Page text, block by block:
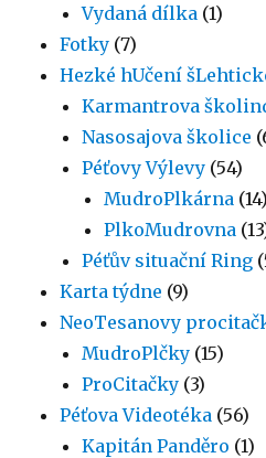
Vydaná dílka (1)
Fotky (7)
Hezké hUčení
Karmantrova
Nasosajova školice
Péťovy Výlevy (54)
MudroPlkárna (14)
PlkoMudrovna
Péťův situační Ring
Karta týdne (9)
NeoTesanovy
MudroPlčky (15)
ProCitačky (3)
Péťova Videotéka (56)
Kapitán Panděro (1)